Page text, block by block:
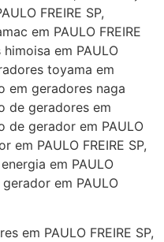
FREIRE SP,
em PAULO FREIRE
em PAULO
toyama em
em geradores naga
de geradores em
de gerador em PAULO
em PAULO FREIRE SP,
em PAULO
gerador em PAULO
em PAULO FREIRE SP,